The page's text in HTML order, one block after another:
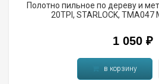
Полотно пильное по дереву и
20TPI, STARLOCK,
1 050 ₽
в корзину